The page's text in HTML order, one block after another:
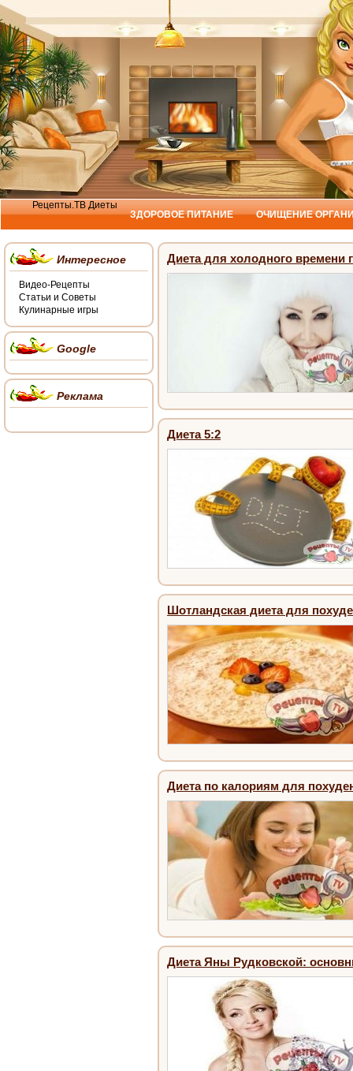
Рецепты.ТВ Диеты
ЗДОРОВОЕ ПИТАНИЕ
ОЧИЩЕНИЕ
Диета для холодного времени
Диета 5:2
Шотландская диета для
Диета по калориям для
Диета Яны Рудковской:
Интересное
Видео-Рецепты
Статьи и Советы
Кулинарные игры
Google
Реклама